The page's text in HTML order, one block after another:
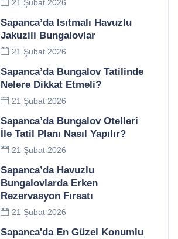
21 Şubat 2026
Sapanca’da Isıtmalı Havuzlu
Jakuzili Bungalovlar
21 Şubat 2026
Sapanca’da Bungalov Tatilinde
Nelere Dikkat Etmeli?
21 Şubat 2026
Sapanca’da Bungalov Otelleri
İle Tatil Planı Nasıl Yapılır?
21 Şubat 2026
Sapanca’da Havuzlu
Bungalovlarda Erken
Rezervasyon Fırsatı
21 Şubat 2026
Sapanca'da En Güzel Konumlu